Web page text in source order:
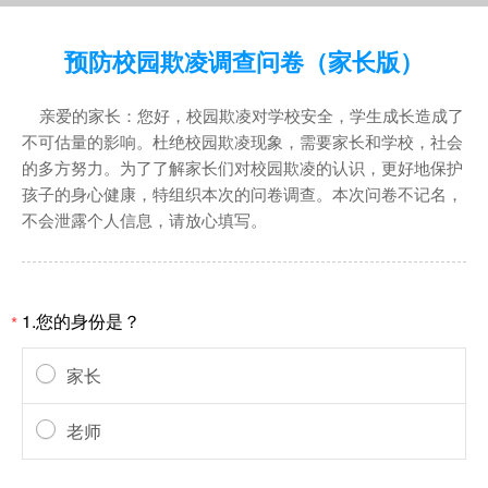
预防校园欺凌调查问卷（家长版）
亲爱的家长：您好，校园欺凌对学校安全，学生成长造成了
不可估量的影响。杜绝校园欺凌现象，需要家长和学校，社会
的多方努力。为了了解家长们对校园欺凌的认识，更好地保护
孩子的身心健康，特组织本次的问卷调查。本次问卷不记名，
不会泄露个人信息，请放心填写。
* 1.您的身份是？
家长
老师